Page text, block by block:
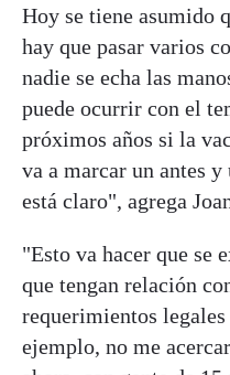
Hoy se tiene asumido
hay que pasar varios
nadie se echa las
puede ocurrir con el
próximos años si la
va a marcar un antes y
está claro", agrega
"Esto va hacer que se
que tengan relación
requerimientos
ejemplo, no me